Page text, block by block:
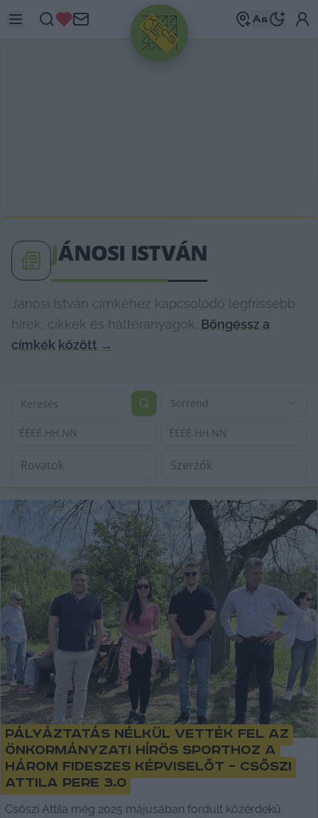
HIRDETÉS
JÁNOSI ISTVÁN
Jánosi István címkéhez kapcsolódó legfrissebb
hírek, cikkek és háttéranyagok. Böngéssz a
címkék között →
Sorrend
ÉÉÉÉ.HH.NN ÉÉÉÉ.HH.NN
Pályáztatás nélkül vették fel az
önkormányzati Hírös Sporthoz a
három fideszes képviselőt – Csőszi
Attila pere 3.0
Csőszi Attila még 2025 májusában fordult közérdekű